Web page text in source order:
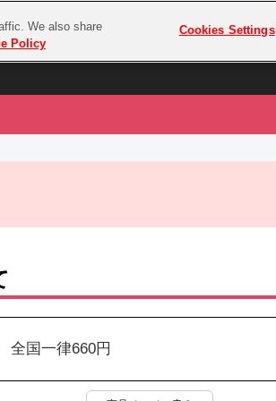
プレミアム会員とは
ブライブ！サンシャイン‼
ドリッシュセブン
全国一律660円
We also share
Policy
Cookies Settings